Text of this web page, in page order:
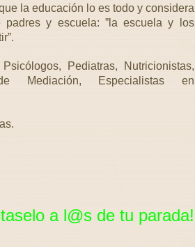
la educación lo es todo y considera
y escuela: ”la escuela y los
Pediatras, Nutricionistas,
Mediación, Especialistas en
a l@s de tu parada!